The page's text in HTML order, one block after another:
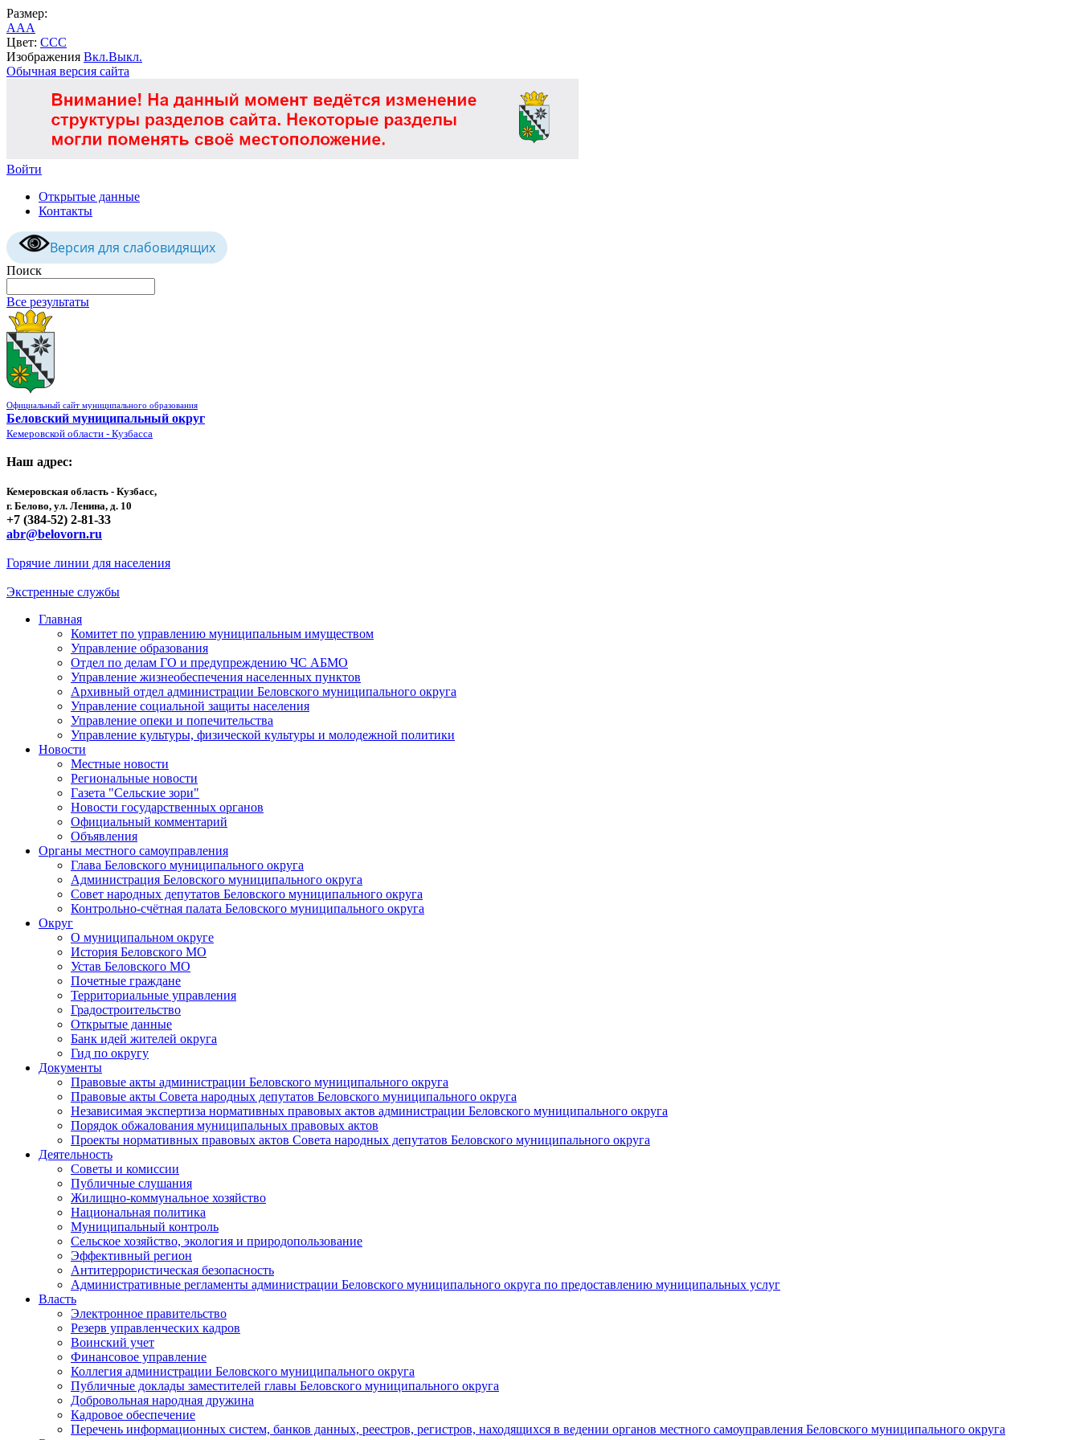
Размер:
AAA
Цвет: CCC
Изображения Вкл.Выкл.
Обычная версия сайта
Войти
Открытые данные
Контакты
Версия для слабовидящих
Поиск
Все результаты
Официальный сайт муниципального образования
Беловский муниципальный округ
Кемеровской области - Кузбасса
Наш адрес:
Кемеровская область - Кузбасс,
г. Белово, ул. Ленина, д. 10
+7 (384-52) 2-81-33
abr@belovorn.ru
Горячие линии для населения
Экстренные службы
Главная
Комитет по управлению муниципальным имуществом
Управление образования
Отдел по делам ГО и предупреждению ЧС АБМО
Управление жизнеобеспечения населенных пунктов
Архивный отдел администрации Беловского муниципального округа
Управление социальной защиты населения
Управление опеки и попечительства
Управление культуры, физической культуры и молодежной политики
Новости
Местные новости
Региональные новости
Газета "Сельские зори"
Новости государственных органов
Официальный комментарий
Объявления
Органы местного самоуправления
Глава Беловского муниципального округа
Администрация Беловского муниципального округа
Совет народных депутатов Беловского муниципального округа
Контрольно-счётная палата Беловского муниципального округа
Округ
О муниципальном округе
История Беловского МО
Устав Беловского МО
Почетные граждане
Территориальные управления
Градостроительство
Открытые данные
Банк идей жителей округа
Гид по округу
Документы
Правовые акты администрации Беловского муниципального округа
Правовые акты Совета народных депутатов Беловского муниципального округа
Независимая экспертиза нормативных правовых актов администрации Беловского муниципального округа
Порядок обжалования муниципальных правовых актов
Проекты нормативных правовых актов Совета народных депутатов Беловского муниципального округа
Деятельность
Советы и комиссии
Публичные слушания
Жилищно-коммунальное хозяйство
Национальная политика
Муниципальный контроль
Сельское хозяйство, экология и природопользование
Эффективный регион
Антитеррористическая безопасность
Административные регламенты администрации Беловского муниципального округа по предоставлению муниципальных услуг
Власть
Электронное правительство
Резерв управленческих кадров
Воинский учет
Финансовое управление
Коллегия администрации Беловского муниципального округа
Публичные доклады заместителей главы Беловского муниципального округа
Добровольная народная дружина
Кадровое обеспечение
Перечень информационных систем, банков данных, реестров, регистров, находящихся в ведении органов местного самоуправления Беловского муниципального округа